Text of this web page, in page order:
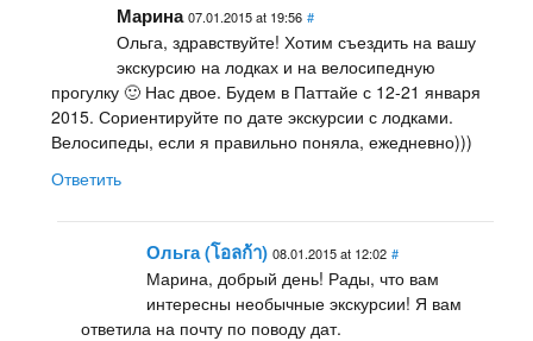
Марина 07.01.2015 at 19:56 #
Ольга, здравствуйте! Хотим съездить на вашу
экскурсию на лодках и на велосипедную
прогулку 🙂 Нас двое. Будем в Паттайе с 12-21 января
2015. Сориентируйте по дате экскурсии с лодками.
Велосипеды, если я правильно поняла, ежедневно)))
Ответить
Ольга (โอลก้า) 08.01.2015 at 12:02 #
Марина, добрый день! Рады, что вам
интересны необычные экскурсии! Я вам
ответила на почту по поводу дат.